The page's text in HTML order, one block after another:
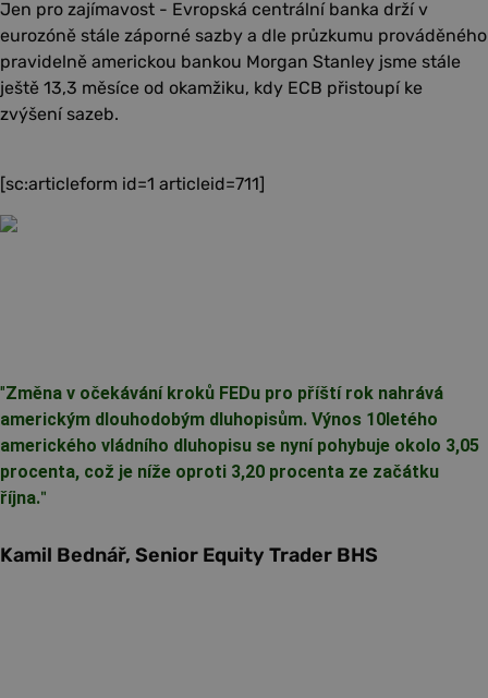
Jen pro zajímavost - Evropská centrální banka drží v
eurozóně stále záporné sazby a dle průzkumu prováděného
pravidelně americkou bankou Morgan Stanley jsme stále
ještě 13,3 měsíce od okamžiku, kdy ECB přistoupí ke
zvýšení sazeb.
[sc:articleform id=1 articleid=711]
"Změna v očekávání kroků FEDu pro příští rok nahrává
americkým dlouhodobým dluhopisům. Výnos 10letého
amerického vládního dluhopisu se nyní pohybuje okolo 3,05
procenta, což je níže oproti 3,20 procenta ze začátku
října."
Kamil Bednář, Senior Equity Trader BHS